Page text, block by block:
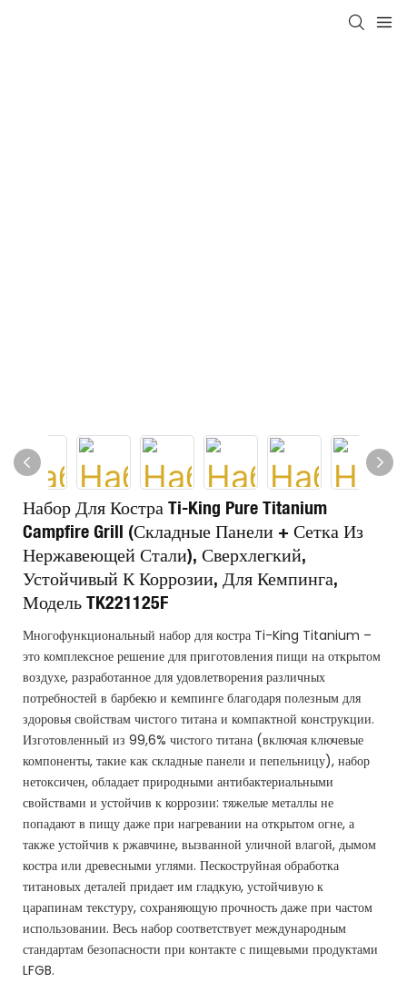
Набор Для Костра Ti-King Pure Titanium
Campfire Grill (складные Панели + Сетка Из
Нержавеющей Стали), Сверхлегкий,
Устойчивый К Коррозии, Для Кемпинга,
Модель TK221125F
Многофункциональный набор для костра Ti-King Titanium –
это комплексное решение для приготовления пищи на открытом
воздухе, разработанное для удовлетворения различных
потребностей в барбекю и кемпинге благодаря полезным для
здоровья свойствам чистого титана и компактной конструкции.
Изготовленный из 99,6% чистого титана (включая ключевые
компоненты, такие как складные панели и пепельницу), набор
нетоксичен, обладает природными антибактериальными
свойствами и устойчив к коррозии: тяжелые металлы не
попадают в пищу даже при нагревании на открытом огне, а
также устойчив к ржавчине, вызванной уличной влагой, дымом
костра или древесными углями. Пескоструйная обработка
титановых деталей придает им гладкую, устойчивую к
царапинам текстуру, сохраняющую прочность даже при частом
использовании. Весь набор соответствует международным
стандартам безопасности при контакте с пищевыми продуктами
LFGB.